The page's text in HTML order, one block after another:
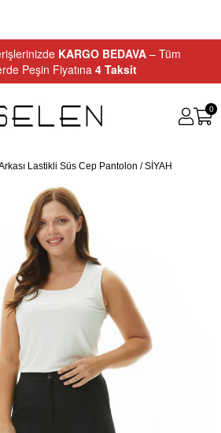
KARGO BEDAVA – Tüm
Peşin Fiyatına 4 Taksit
0
Lastikli Süs Cep Pantolon / SİYAH